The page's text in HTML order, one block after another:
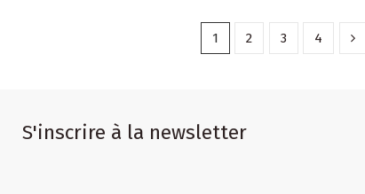
1 2 3 4
S'inscrire à la newsletter